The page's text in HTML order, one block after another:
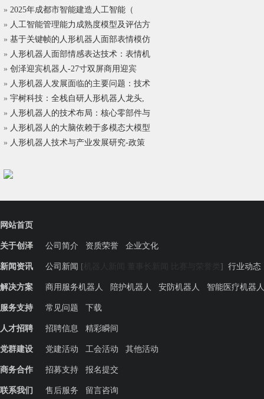
» 2025年成都市智能建造人工智能（
» 人工智能管理能力成熟度模型及评估方
» 基于关键帧的人形机器人面部表情模仿
» 人形机器人面部情感表达技术：表情机
» 创泽迎宾机器人-27寸双屏商用迎宾
» 人形机器人发展面临的主要问题：技术
» 宇树科技：全栈自研人形机器人龙头,
» 人形机器人的技术布局：核心零部件与
» 人形机器人的大脑依赖于多模态大模型
» 人形机器人技术与产业发展研究-政策
网站首页
关于创泽 公司简介 资质荣誉 企业文化
新闻资讯 公司新闻 [ ] 行业动态
解决方案 商用服务机器人 陪护机器人 安防机器人 智能医疗机器人
服务支持 常见问题 下载
人才招聘 招聘信息 精彩瞬间
党群建设 党建活动 工会活动 其他活动
商务合作 招募支持 报名提交
联系我们 售后服务 留言咨询